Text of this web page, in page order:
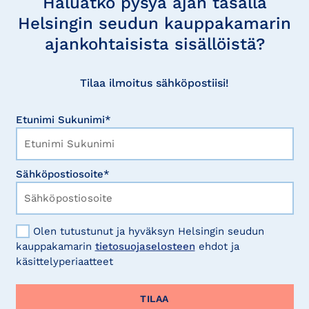
Helsingin seudun kauppakamarin
ajankohtaisista sisällöistä?
Tilaa ilmoitus sähköpostiisi!
Etunimi Sukunimi*
Sähköpostiosoite*
Olen tutustunut ja hyväksyn Helsingin seudun
kauppakamarin tietosuojaselosteen ehdot ja
käsittelyperiaatteet